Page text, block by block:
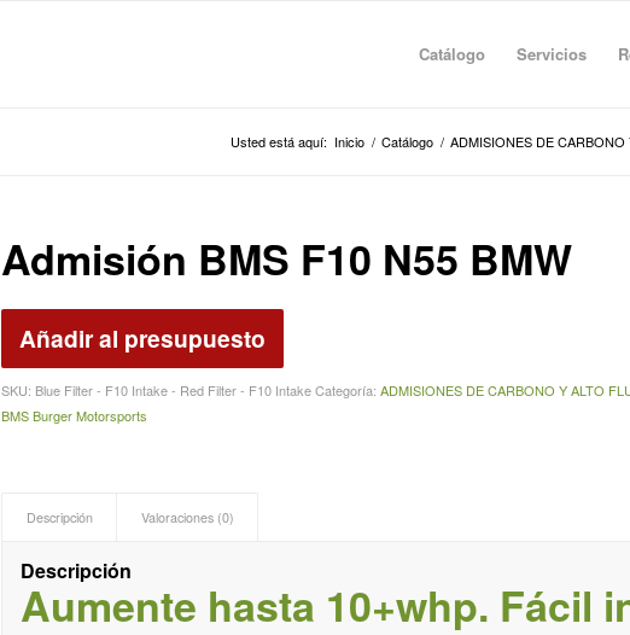
Catálogo Servicios
Usted está aquí: Inicio / Catálogo / ADMISIONES DE CARBONO
Admisión BMS F10 N55 BMW
Añadir al presupuesto
SKU: Blue Filter - F10 Intake - Red Filter - F10 Intake Categoría:ADMISIONES DE CARBONO Y ALTO
BMS Burger Motorsports
Descripción Valoraciones (0)
Descripción
Aumente hasta 10+whp. Fácil